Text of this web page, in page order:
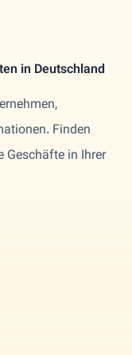
in Deutschland
Finden
in Ihrer